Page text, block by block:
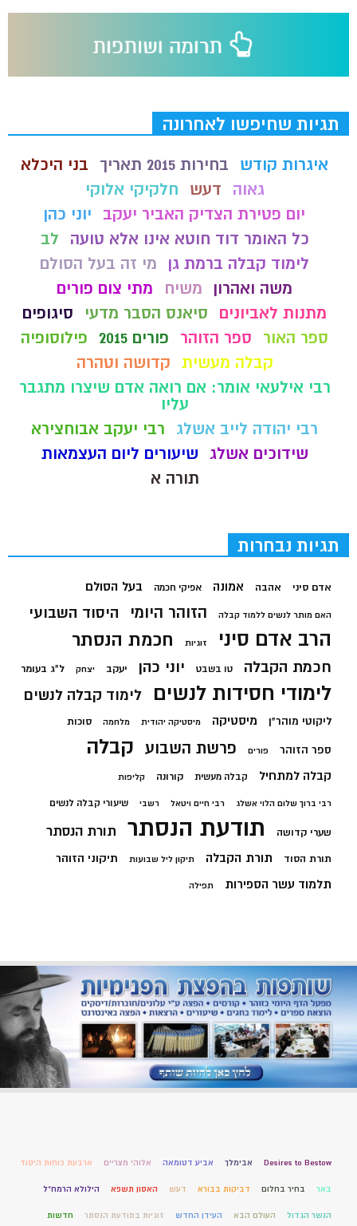
תגיות שחיפשו לאחרונה
איגרות קודש בחירות 2015 תאריך
בני היכלא
גאוה
דעש
חלקיקי אלוקי
יום פטירת הצדיק האביר יעקב
יוני כהן
כל האומר דוד חוטא אינו אלא טועה
לב
לימוד קבלה ברמת גן
מי זה בעל הסולם
משה ואהרון
משיח
מתי צום פורים
מתנות לאביונים
סיאנס הסבר מדעי
סיגופים
ספר האור
ספר הזוהר פורים 2015
פילוסופיה
קבלה מעשית קדושה וטהרה
רבי אילעאי אומר: אם רואה אדם שיצרו מתגבר
עליו
רבי יהודה לייב אשלג
רבי יעקב אבוחצירא
שידוכים אשלג
שיעורים ליום העצמאות
תורה א
תגיות נבחרות
אדם סיני אהבה אמונה אפיקי חכמה בעל הסולם
האם מותר לנשים ללמוד קבלה הזוהר היומי היסוד השבועי
הרב אדם סיני זוגיות חכמת הנסתר
חכמת הקבלה טו בשבט יוני כהן יעקב יצחק ל"ג בעומר
לימודי חסידות לנשים לימוד קבלה לנשים
ליקוטי מוהר"ן מיסטיקה מיסטיקה יהודית מלחמה סוכות
ספר הזוהר פורים פרשת השבוע קבלה
קבלה למתחיל קבלה מעשית קורונה קליפות
רבי ברוך שלום הלוי אשלג רבי חיים ויטאל רשבי שיעורי קבלה לנשים
שערי קדושה תודעת הנסתר תורת הנסתר
תורת הסוד תורת הקבלה תיקון ליל שבועות תיקוני הזוהר
תלמוד עשר הספירות תפילה
Desires to Bestow אבימלך אביע דטומאה אלוהי מצריים ארבעת כוחות היסוד
באר בחיר בחלום דביקות בבורא דעש האסון תשפא הילולא הרמח"ל
הנשר הגדול העולם הבא העידן החדש זוגיות בתודעת הנסתר חדשות